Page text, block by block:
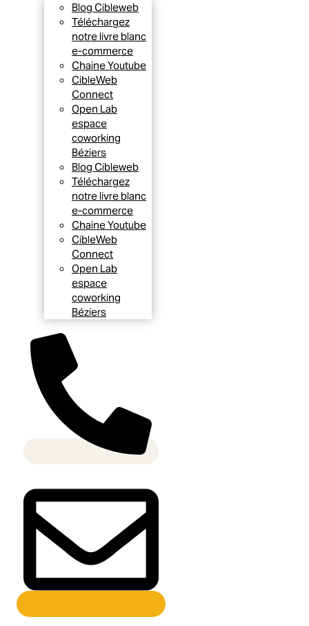
Blog Cibleweb
Téléchargez
notre livre blanc
e-commerce
Chaine Youtube
CibleWeb
Connect
Open Lab
espace
coworking
Béziers
Blog Cibleweb
Téléchargez
notre livre blanc
e-commerce
Chaine Youtube
CibleWeb
Connect
Open Lab
espace
coworking
Béziers